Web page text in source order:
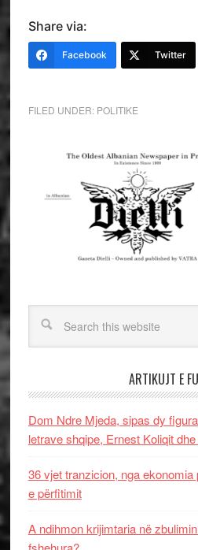
Share via:
Facebook Twitter
FILED UNDER: POLITIKE
ARTIKUJT E
Dom Ndre Mjeda, sipas dy
letrave shqipe, Ernest Koliqit
36 vjet tranzicion, nga
e përfitimit
A ndihmon krijimtaria në